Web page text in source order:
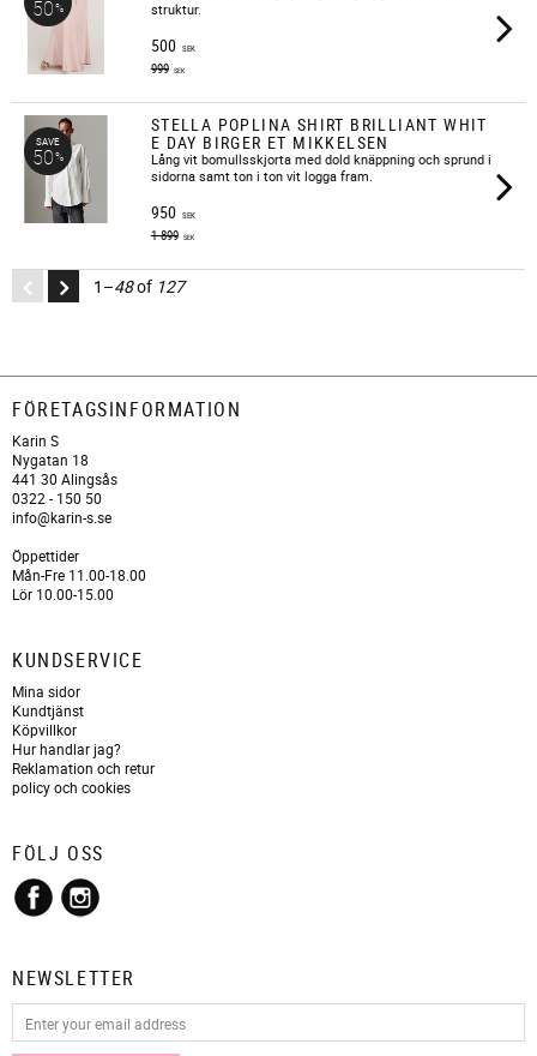
struktur.
500 SEK
999 SEK
50%
STELLA POPLINA SHIRT BRILLIANT WHIT
E DAY BIRGER ET MIKKELSEN
​Lång vit bomullsskjorta med dold knäppning och sprund i
sidorna samt ton i ton vit logga fram.
950 SEK
1 899 SEK
SAVE
50%
1–48of 127
FÖRETAGSINFORMATION
Karin S
Nygatan 18
441 30 Alingsås
0322 - 150 50
info@karin-s.se
Öppettider
Mån-Fre 11.00-18.00
Lör 10.00-15.00
KUNDSERVICE
Mina sidor
Kundtjänst
Köpvillkor
Hur handlar jag?
Reklamation och retur
policy och cookies
FÖLJ OSS
NEWSLETTER